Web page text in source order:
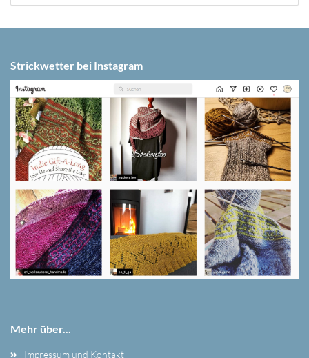
Strickwetter bei Instagram
Mehr über...
Impressum und Kontakt